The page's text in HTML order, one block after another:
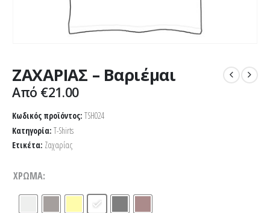
ΖΑΧΑΡΙΑΣ – Βαριέμαι
Από €21.00
Κωδικός προϊόντος: TSH024
Κατηγορία: T-Shirts
Ετικέτα: Ζαχαρίας
ΧΡΏΜΑ